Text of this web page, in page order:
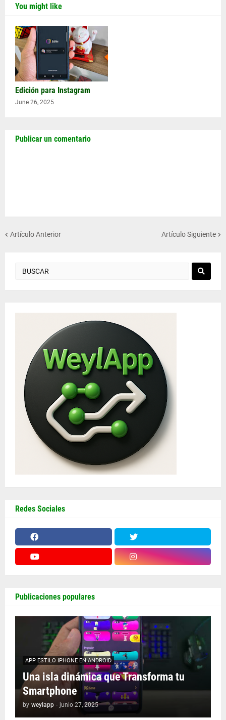
You might like
Edición para Instagram
June 26, 2025
Publicar un comentario
Artículo Anterior Artículo Siguiente
Redes Sociales
Publicaciones populares
APP ESTILO IPHONE EN ANDROID
Una isla dinámica que Transforma tu
Smartphone
by weylapp - junio 27, 2025